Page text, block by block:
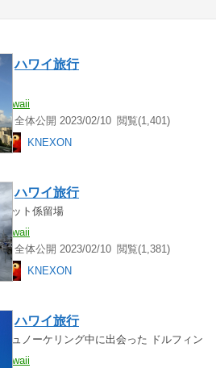
ハワイ旅行
hawaii
全体公開 2023/02/10 閲覧(1,401)
KNEXON
ハワイ旅行
ヨット係留場
hawaii
全体公開 2023/02/10 閲覧(1,381)
KNEXON
ハワイ旅行
シュノーケリング中に出会った ドルフィン
hawaii